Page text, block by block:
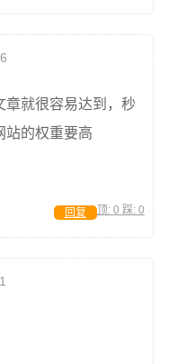
章就很容易达到，秒
站的权重要高
顶: 0 踩: 0
回复